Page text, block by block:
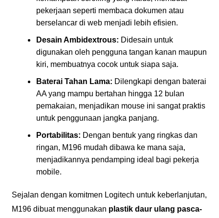
pekerjaan seperti membaca dokumen atau
berselancar di web menjadi lebih efisien.
Desain Ambidextrous: Didesain untuk
digunakan oleh pengguna tangan kanan maupun
kiri, membuatnya cocok untuk siapa saja.
Baterai Tahan Lama: Dilengkapi dengan baterai
AA yang mampu bertahan hingga 12 bulan
pemakaian, menjadikan mouse ini sangat praktis
untuk penggunaan jangka panjang.
Portabilitas: Dengan bentuk yang ringkas dan
ringan, M196 mudah dibawa ke mana saja,
menjadikannya pendamping ideal bagi pekerja
mobile.
Sejalan dengan komitmen Logitech untuk keberlanjutan,
M196 dibuat menggunakan plastik daur ulang pasca-